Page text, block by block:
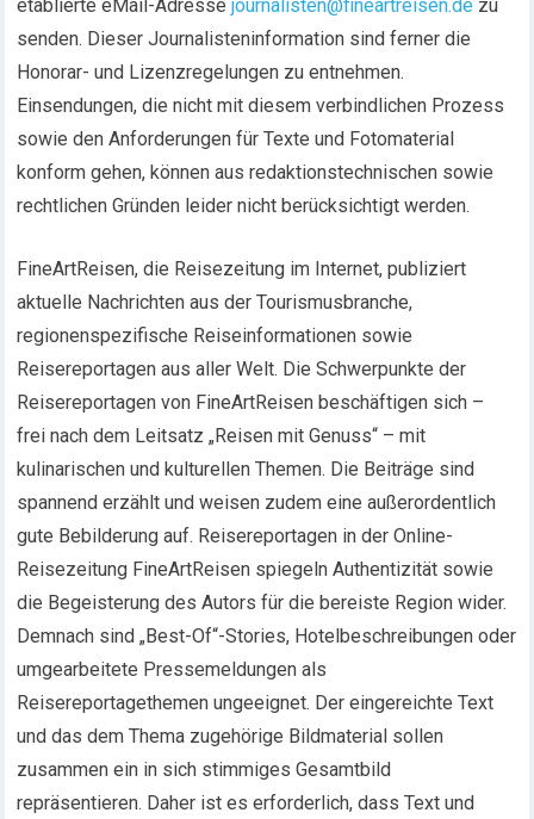
etablierte eMail-Adressejournalisten@fineartreisen.de zu
senden. Dieser Journalisteninformation sind ferner die
Honorar- und Lizenzregelungen zu entnehmen.
Einsendungen, die nicht mit diesem verbindlichen Prozess
sowie den Anforderungen für Texte und Fotomaterial
konform gehen, können aus redaktionstechnischen sowie
rechtlichen Gründen leider nicht berücksichtigt werden.
FineArtReisen, die Reisezeitung im Internet, publiziert
aktuelle Nachrichten aus der Tourismusbranche,
regionenspezifische Reiseinformationen sowie
Reisereportagen aus aller Welt. Die Schwerpunkte der
Reisereportagen von FineArtReisen beschäftigen sich –
frei nach dem Leitsatz „Reisen mit Genuss“ – mit
kulinarischen und kulturellen Themen. Die Beiträge sind
spannend erzählt und weisen zudem eine außerordentlich
gute Bebilderung auf. Reisereportagen in der Online-
Reisezeitung FineArtReisen spiegeln Authentizität sowie
die Begeisterung des Autors für die bereiste Region wider.
Demnach sind „Best-Of“-Stories, Hotelbeschreibungen oder
umgearbeitete Pressemeldungen als
Reisereportagethemen ungeeignet. Der eingereichte Text
und das dem Thema zugehörige Bildmaterial sollen
zusammen ein in sich stimmiges Gesamtbild
repräsentieren. Daher ist es erforderlich, dass Text und